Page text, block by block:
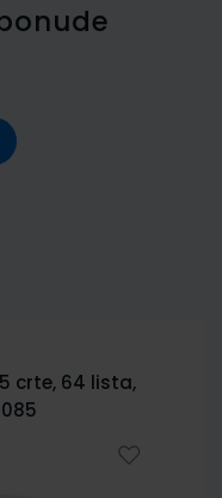
crte, 64 lista,